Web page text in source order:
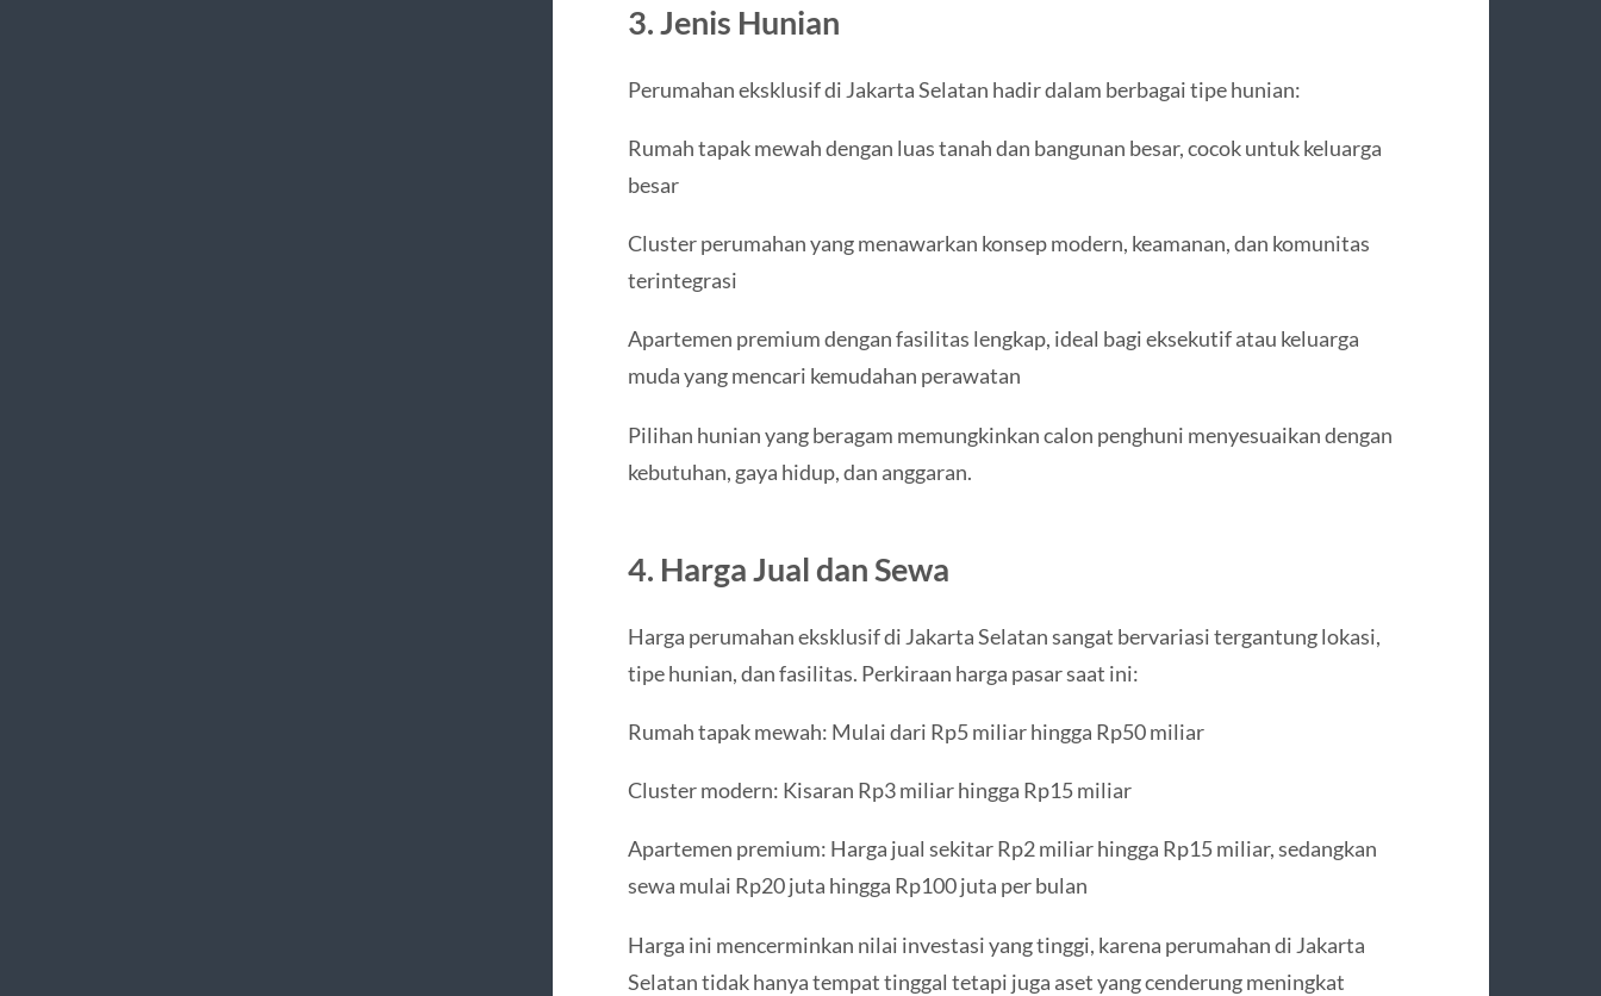
3. Jenis Hunian
Perumahan eksklusif di Jakarta Selatan hadir dalam berbagai tipe hunian:
Rumah tapak mewah dengan luas tanah dan bangunan besar, cocok untuk keluarga
besar
Cluster perumahan yang menawarkan konsep modern, keamanan, dan komunitas
terintegrasi
Apartemen premium dengan fasilitas lengkap, ideal bagi eksekutif atau keluarga
muda yang mencari kemudahan perawatan
Pilihan hunian yang beragam memungkinkan calon penghuni menyesuaikan dengan
kebutuhan, gaya hidup, dan anggaran.
4. Harga Jual dan Sewa
Harga perumahan eksklusif di Jakarta Selatan sangat bervariasi tergantung lokasi,
tipe hunian, dan fasilitas. Perkiraan harga pasar saat ini:
Rumah tapak mewah: Mulai dari Rp5 miliar hingga Rp50 miliar
Cluster modern: Kisaran Rp3 miliar hingga Rp15 miliar
Apartemen premium: Harga jual sekitar Rp2 miliar hingga Rp15 miliar, sedangkan
sewa mulai Rp20 juta hingga Rp100 juta per bulan
Harga ini mencerminkan nilai investasi yang tinggi, karena perumahan di Jakarta
Selatan tidak hanya tempat tinggal tetapi juga aset yang cenderung meningkat